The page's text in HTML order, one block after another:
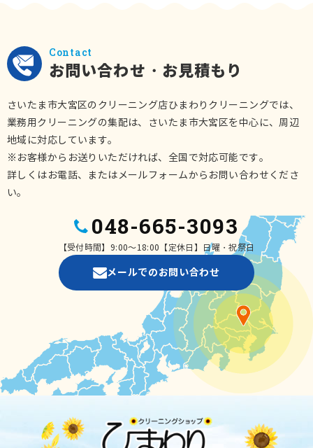
Contact
お問い合わせ・お見積もり
さいたま市大宮区のクリーニング店ひまわりクリーニングでは、
業務用クリーニングの集配は、さいたま市大宮区を中心に、周辺
地域に対応しています。
※お客様からお送りいただければ、全国で対応可能です。
詳しくはお電話、またはメールフォームからお問い合わせくださ
い。
048-665-3093
【受付時間】9:00～18:00【定休日】日曜・祝祭日
メールでのお問い合わせ